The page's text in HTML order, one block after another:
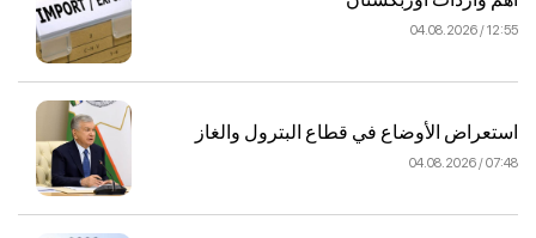
12:55 / 04.08.2026
استعراض الأوضاع في قطاع البترول والغاز
07:48 / 04.08.2026